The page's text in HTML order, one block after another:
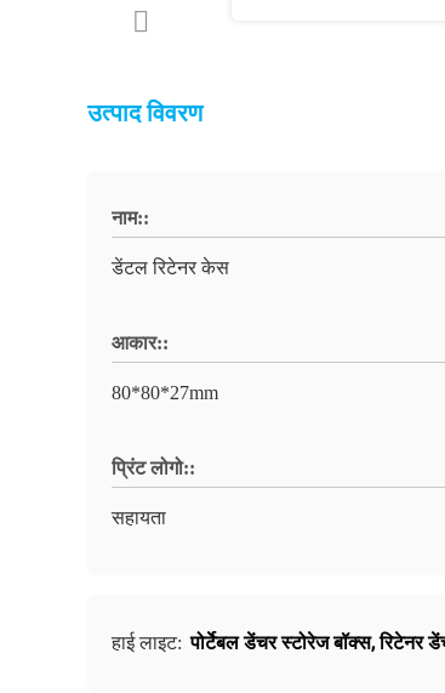
उत्पाद विवरण
नाम::
डेंटल रिटेनर केस
आकार::
80*80*27mm
प्रिंट लोगो::
सहायता
हाई लाइट: पोर्टेबल डेंचर स्टोरेज बॉक्स,रिटेनर